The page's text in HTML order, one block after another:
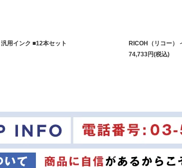
用インク ■12本セット
RICOH（リコー）
74,733円(税込)